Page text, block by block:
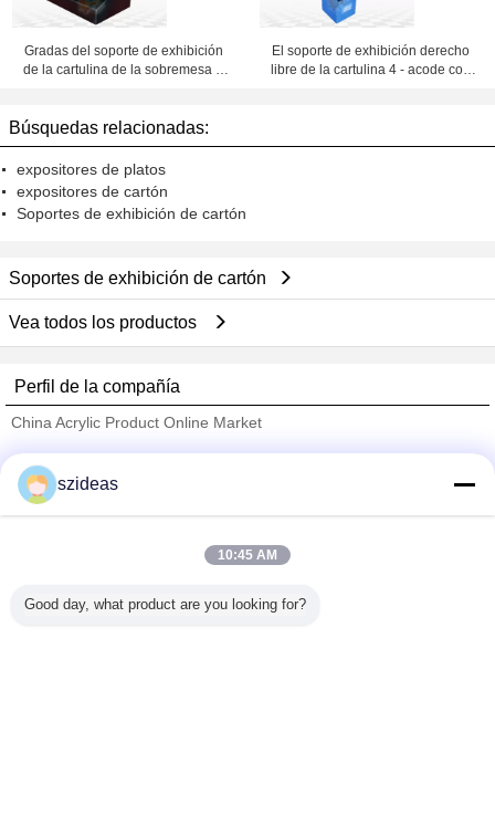
Gradas del soporte de exhibición
de la cartulina de la sobremesa 2
El soporte de exhibición derecho
libre de la cartulina 4 - acode con
Búsquedas relacionadas:
expositores de platos
expositores de cartón
Soportes de exhibición de cartón
Soportes de exhibición de cartón
Vea todos los productos
Perfil de la compañía
China Acrylic Product Online Market
Trust Seal
Todos los productos
szideas
10:45 AM
Good day, what product are you looking for?